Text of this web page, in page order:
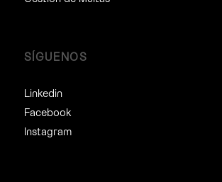
SÍGUENOS
Linkedin
Facebook
Instagram